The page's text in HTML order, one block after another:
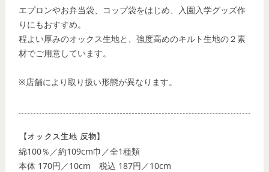
エプロンやお弁当袋、コップ袋をはじめ、入園入学グッズ作
りにもおすすめ。
程よい厚みのオックス生地と、強度高めのキルト生地の２素
材でご用意しています。
※店舗により取り扱い形態が異なります。
【オックス生地 反物】
綿100％／約109cm巾／全1種類
本体 170円／10cm 税込 187円／10cm